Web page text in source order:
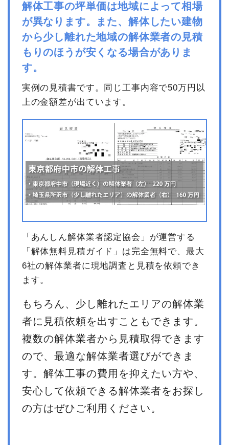
解体工事の坪単価は地域によって相場
が異なります。また、解体したい建物
から少し離れた地域の解体業者の見積
もりのほうが安くなる場合がありま
す。
実例の見積書です。同じ工事内容で50万円以
上の金額差が出ています。
「あんしん解体業者認定協会」が運営する
「解体無料見積ガイド」は完全無料で、最大
6社の解体業者に現地調査と見積を依頼でき
ます。
もちろん、少し離れたエリアの解体業
者に見積依頼を出すこともできます。
複数の解体業者から見積取得できます
ので、最適な解体業者選びができま
す。解体工事の費用を抑えたい方や、
安心して依頼できる解体業者をお探し
の方はぜひご利用ください。